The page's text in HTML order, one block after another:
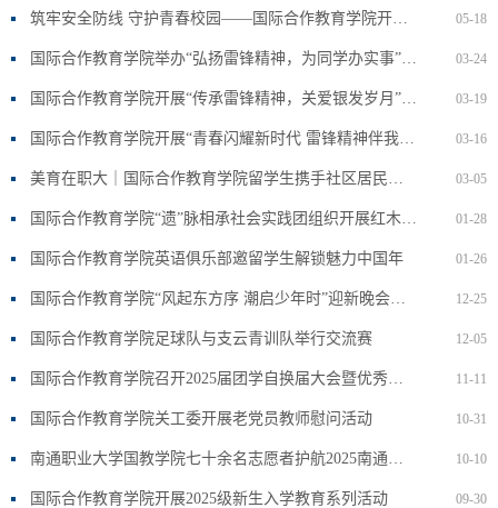
05-18
03-24
03-19
03-16
03-05
01-28
01-26
国际合作教育学院英语俱乐部邀留学生解锁魅力中国年
12-25
12-05
国际合作教育学院足球队与支云青训队举行交流赛
11-11
10-31
国际合作教育学院关工委开展老党员教师慰问活动
10-10
09-30
国际合作教育学院开展2025级新生入学教育系列活动